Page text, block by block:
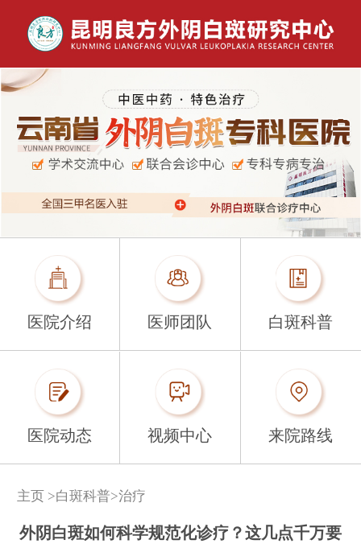
医院介绍 医师团队 白斑科普
医院动态 视频中心 来院路线
主页 >白斑科普>治疗
外阴白斑如何科学规范化诊疗？这几点千万要